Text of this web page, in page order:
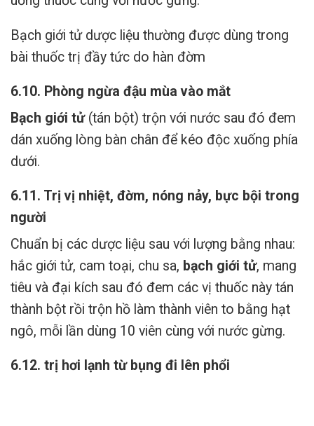
Bạch giới tử dược liệu thường được dùng trong
bài thuốc trị đầy tức do hàn đờm
6.10. Phòng ngừa đậu mùa vào mắt
Bạch giới tử(tán bột) trộn với nước sau đó đem
dán xuống lòng bàn chân để kéo độc xuống phía
dưới.
6.11. Trị vị nhiệt, đờm, nóng nảy, bực bội trong
người
Chuẩn bị các dược liệu sau với lượng bằng nhau:
hắc giới tử, cam toại, chu sa, bạch giới tử, mang
tiêu và đại kích sau đó đem các vị thuốc này tán
thành bột rồi trộn hồ làm thành viên to bằng hạt
ngô, mỗi lần dùng 10 viên cùng với nước gừng.
6.12. trị hơi lạnh từ bụng đi lên phổi